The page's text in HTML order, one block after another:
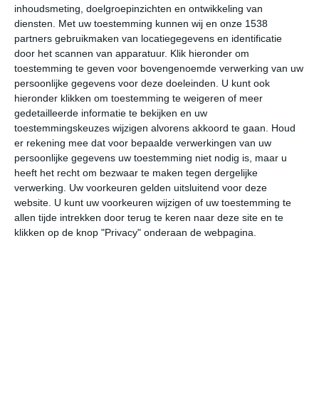
inhoudsmeting, doelgroepinzichten en ontwikkeling van
diensten.
Met uw toestemming kunnen wij en onze 1538
partners gebruikmaken van locatiegegevens en identificatie
door het scannen van apparatuur. Klik hieronder om
toestemming te geven voor bovengenoemde verwerking van uw
persoonlijke gegevens voor deze doeleinden. U kunt ook
hieronder klikken om toestemming te weigeren of meer
gedetailleerde informatie te bekijken en uw
toestemmingskeuzes wijzigen alvorens akkoord te gaan.
Houd
er rekening mee dat voor bepaalde verwerkingen van uw
persoonlijke gegevens uw toestemming niet nodig is, maar u
heeft het recht om bezwaar te maken tegen dergelijke
verwerking. Uw voorkeuren gelden uitsluitend voor deze
website. U kunt uw voorkeuren wijzigen of uw toestemming te
allen tijde intrekken door terug te keren naar deze site en te
klikken op de knop "Privacy" onderaan de webpagina.
undefined
28° 17°
ma
26° 16°
di
25° 16°
wo
25° 14° 24°
19°C 18°C 17°C 21°C 25°C
01:00 04:00 07:00 10:00 13:00
01:00 04:00 07:00 10:00 13:00